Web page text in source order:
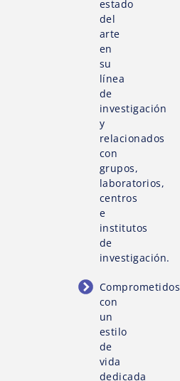
estado
del
arte
en
su
línea
de
investigación
y
relacionados
con
grupos,
laboratorios,
centros
e
institutos
de
investigación.
Comprometidos
con
un
estilo
de
vida
dedicada